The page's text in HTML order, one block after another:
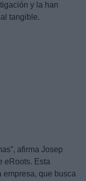
y la han
tangible.
afirma Josep
eRoots. Esta
empresa, que busca